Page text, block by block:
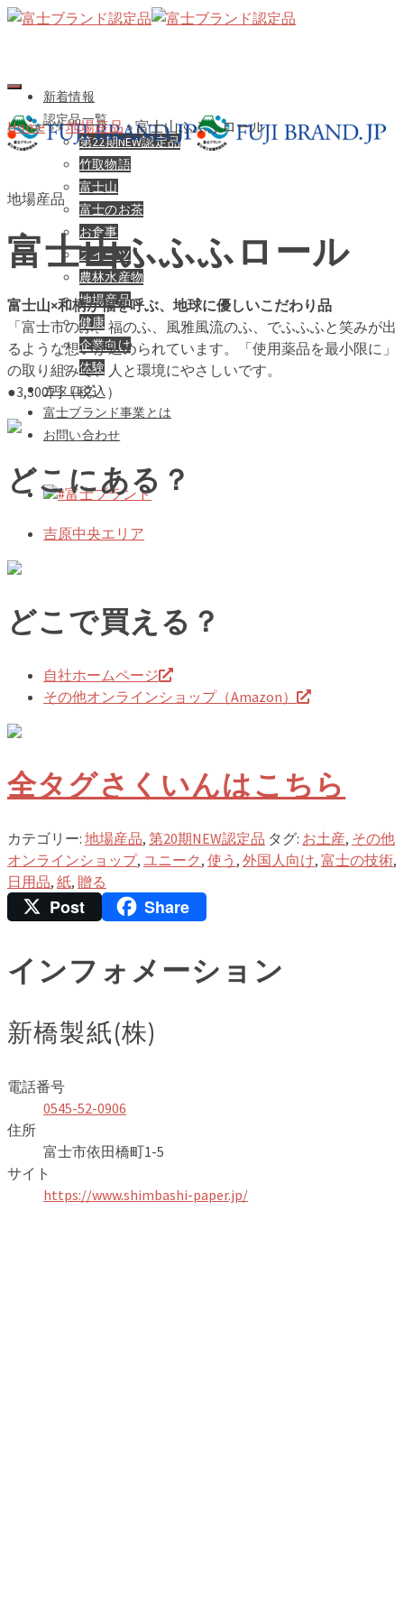
新着情報
認定品一覧
第22期NEW認定品
竹取物語
富士山
富士のお茶
お食事
スイーツ
農林水産物
地場産品
健康
企業向け
体験
カタログ
富士ブランド事業とは
お問い合わせ
#富士ブランド
Home»»地場産品 »富士山ふふふロール
地場産品
富士山ふふふロール
富士山×和柄が福を呼ぶ、地球に優しいこだわり品
「富士市のふ、福のふ、風雅風流のふ、でふふふと笑みが出
るような想いが込められています。「使用薬品を最小限に」
の取り組みで、人と環境にやさしいです。
●3,300円（税込）
どこにある？
吉原中央エリア
どこで買える？
自社ホームページ
その他オンラインショップ（Amazon）
全タグさくいんはこちら
カテゴリー: 地場産品, 第20期NEW認定品 タグ: お土産, その他
オンラインショップ, ユニーク, 使う , 外国人向け, 富士の技術,
日用品, 紙, 贈る
Post Share
インフォメーション
新橋製紙(株)
電話番号
0545-52-0906
住所
富士市依田橋町1-5
サイト
https://www.shimbashi-paper.jp/